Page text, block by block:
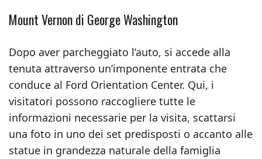
Mount Vernon di George Washington
Dopo aver parcheggiato l’auto, si accede alla
tenuta attraverso un’imponente entrata che
conduce al Ford Orientation Center. Qui, i
visitatori possono raccogliere tutte le
informazioni necessarie per la visita, scattarsi
una foto in uno dei set predisposti o accanto alle
statue in grandezza naturale della famiglia